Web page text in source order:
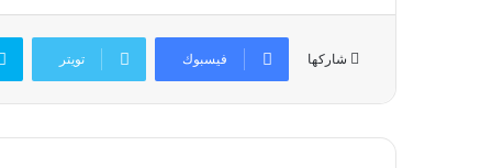
شاركها فيسبوك تويتر